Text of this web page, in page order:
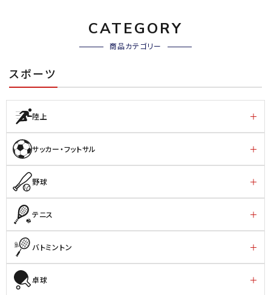
CATEGORY
商品カテゴリー
スポーツ
陸上
サッカー・フットサル
野球
テニス
バトミントン
卓球